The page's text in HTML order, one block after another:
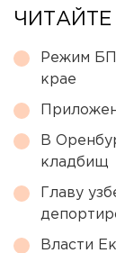
Режим
крае
В
кладбищ
Главу
Власти